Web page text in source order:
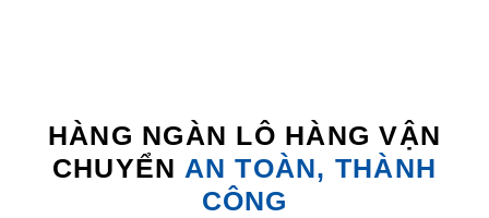
HÀNG NGÀN LÔ HÀNG VẬN
CHUYỂN AN TOÀN, THÀNH
CÔNG